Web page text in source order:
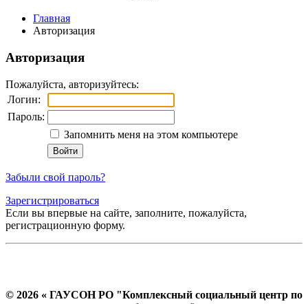
Главная
Авторизация
Авторизация
Пожалуйста, авторизуйтесь:
Логин:
Пароль:
Запомнить меня на этом компьютере
Забыли свой пароль?
Зарегистрироваться
Если вы впервые на сайте, заполните, пожалуйста,
регистрационную форму.
© 2026 « ГАУСОН РО "Комплексный социальный центр по